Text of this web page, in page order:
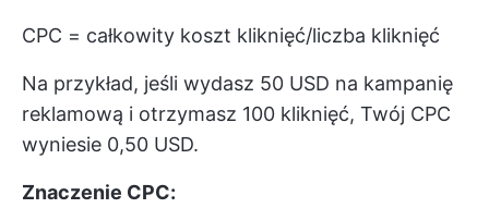
CPC = całkowity koszt kliknięć/liczba kliknięć
Na przykład, jeśli wydasz 50 USD na kampanię
reklamową i otrzymasz 100 kliknięć, Twój CPC
wyniesie 0,50 USD.
Znaczenie CPC: